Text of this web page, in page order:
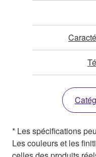
* Les spécifications
Les couleurs et les